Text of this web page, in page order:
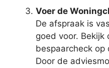
Voer de
De afspraak is
goed voor. Bekijk
bespaarcheck op
Door de